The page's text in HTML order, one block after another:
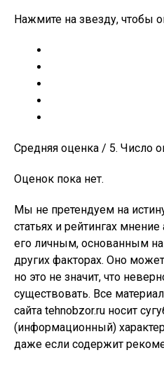
Нажмите на звезду, чтобы
Средняя оценка / 5. Число
Оценок пока нет.
Мы не претендуем на
статьях и рейтингах мнение
его личным, основанным
других факторах. Оно
но это не значит, что
существовать. Все
сайта tehnobzor.ru носит
(информационный)
даже если содержит